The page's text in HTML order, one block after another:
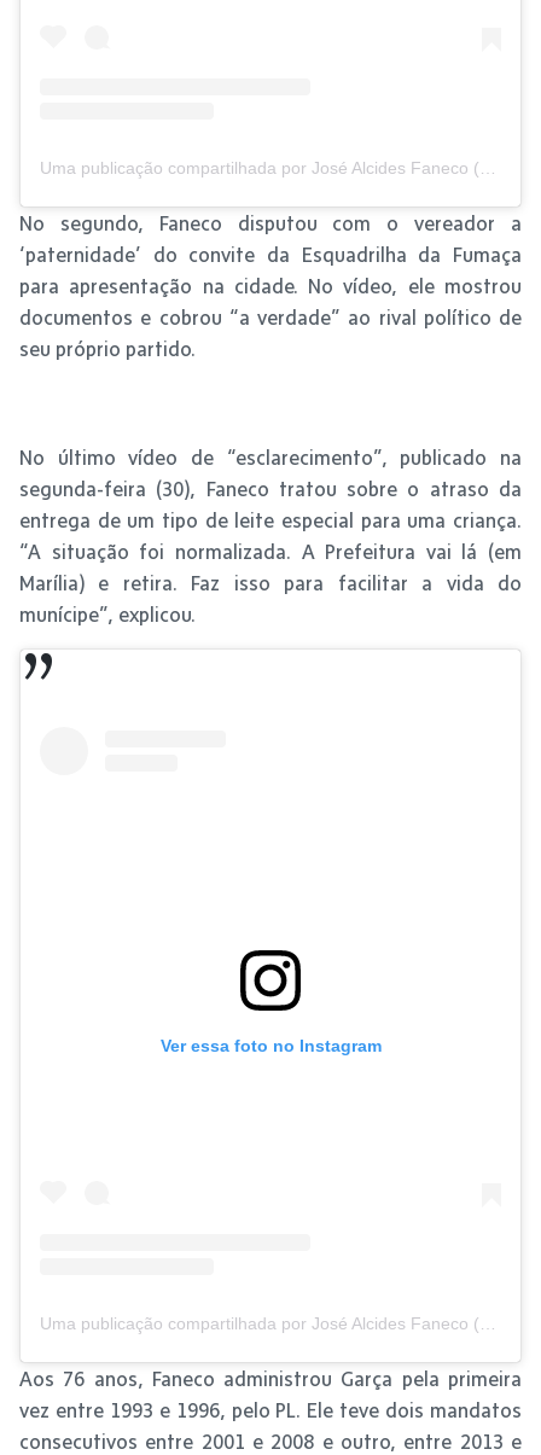
Uma publicação compartilhada por José Alcides Faneco (@fanecoprefeito)
No segundo, Faneco disputou com o vereador a
‘paternidade’ do convite da Esquadrilha da Fumaça
para apresentação na cidade. No vídeo, ele mostrou
documentos e cobrou “a verdade” ao rival político de
seu próprio partido.
No último vídeo de “esclarecimento”, publicado na
segunda-feira (30), Faneco tratou sobre o atraso da
entrega de um tipo de leite especial para uma criança.
“A situação foi normalizada. A Prefeitura vai lá (em
Marília) e retira. Faz isso para facilitar a vida do
munícipe”, explicou.
Ver essa foto no Instagram
Uma publicação compartilhada por José Alcides Faneco (@fanecoprefeito)
Aos 76 anos, Faneco administrou Garça pela primeira
vez entre 1993 e 1996, pelo PL. Ele teve dois mandatos
consecutivos entre 2001 e 2008 e outro, entre 2013 e